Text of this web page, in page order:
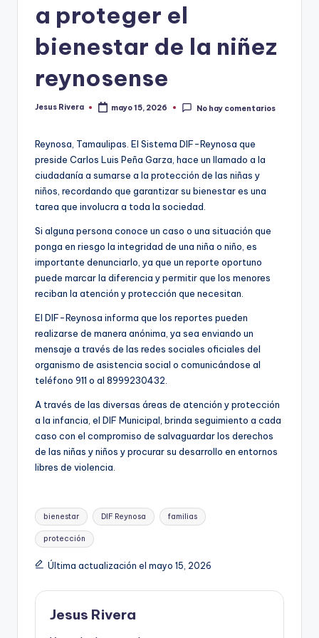
a proteger el
bienestar de la niñez
reynosense
Publicado
Jesus Rivera mayo 15, 2026 No hay comentarios
Reynosa, Tamaulipas. El Sistema DIF-Reynosa que
preside Carlos Luis Peña Garza, hace un llamado a la
ciudadanía a sumarse a la protección de las niñas y
niños, recordando que garantizar su bienestar es una
tarea que involucra a toda la sociedad.
Si alguna persona conoce un caso o una situación que
ponga en riesgo la integridad de una niña o niño, es
importante denunciarlo, ya que un reporte oportuno
puede marcar la diferencia y permitir que los menores
reciban la atención y protección que necesitan.
El DIF-Reynosa informa que los reportes pueden
realizarse de manera anónima, ya sea enviando un
mensaje a través de las redes sociales oficiales del
organismo de asistencia social o comunicándose al
teléfono 911 o al 8999230432.
A través de las diversas áreas de atención y protección
a la infancia, el DIF Municipal, brinda seguimiento a cada
caso con el compromiso de salvaguardar los derechos
de las niñas y niños y procurar su desarrollo en entornos
libres de violencia.
Etiquetas:
bienestar DIF Reynosa familias
protección
Última actualización el mayo 15, 2026
Jesus Rivera